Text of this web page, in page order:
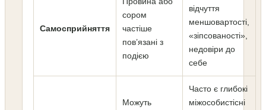
Самосприйняття
сором
частіше
пов’язані з
подією
відчуття
меншовартості,
«зіпсованості»,
недовіри до
себе
Можуть
Часто є глибокі
міжособистісні